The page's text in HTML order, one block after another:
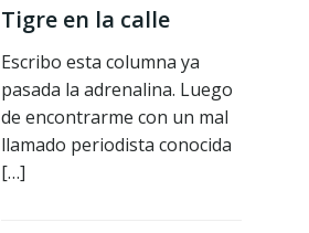
Tigre en la calle
Escribo esta columna ya
pasada la adrenalina. Luego
de encontrarme con un mal
llamado periodista conocida
[…]